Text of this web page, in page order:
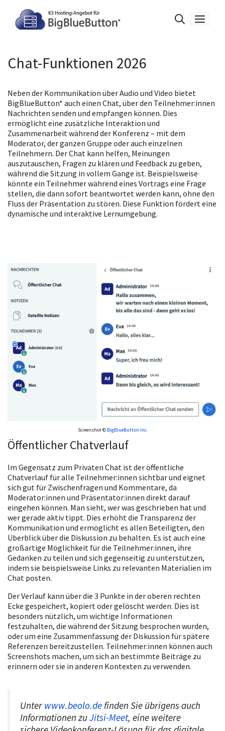
Inhalt
springen
Chat-Funktionen 2026
Neben der Kommunikation über Audio und Video bietet
BigBlueButton* auch einen Chat, über den Teilnehmer:innen
Nachrichten senden und empfangen können. Dies
ermöglicht eine zusätzliche Interaktion und
Zusammenarbeit während der Konferenz – mit dem
Moderator, der ganzen Gruppe oder auch einzelnen
Teilnehmern. Der Chat kann helfen, Meinungen
auszutauschen, Fragen zu klären und Feedback zu geben,
während die Sitzung in vollem Gange ist. Beispielsweise
könnte ein Teilnehmer während eines Vortrags eine Frage
stellen, die dann sofort beantwortet werden kann, ohne den
Fluss der Präsentation zu stören. Diese Funktion fördert eine
dynamische und interaktive Lernumgebung.
Screenshot © BigBlueButton Inc.
Öffentlicher Chatverlauf
Im Gegensatz zum Privaten Chat ist der öffentliche
Chatverlauf für alle Teilnehmer:innen sichtbar und eignet
sich gut für Zwischenfragen und Kommentare, da
Moderator:innen und Präsentator:innen direkt darauf
eingehen können. Man sieht, wer was geschrieben hat und
wer gerade aktiv tippt. Dies erhöht die Transparenz der
Kommunikation und ermöglicht es allen Beteiligten, den
Überblick über die Diskussion zu behalten. Es ist auch eine
großartige Möglichkeit für die Teilnehmer:innen, ihre
Gedanken zu teilen und sich gegenseitig zu unterstützen,
indem sie beispielsweise Links zu relevanten Materialien im
Chat posten.
Der Verlauf kann über die 3 Punkte in der oberen rechten
Ecke gespeichert, kopiert oder gelöscht werden. Dies ist
besonders nützlich, um wichtige Informationen
festzuhalten, die während der Sitzung besprochen wurden,
oder um eine Zusammenfassung der Diskussion für spätere
Referenzen bereitzustellen. Teilnehmer:innen können auch
Screenshots machen, um sich an bestimmte Beiträge zu
erinnern oder sie in anderen Kontexten zu verwenden.
Unterwww.beolo.de finden Sie übrigens auch
Informationen zuJitsi-Meet, eine weitere